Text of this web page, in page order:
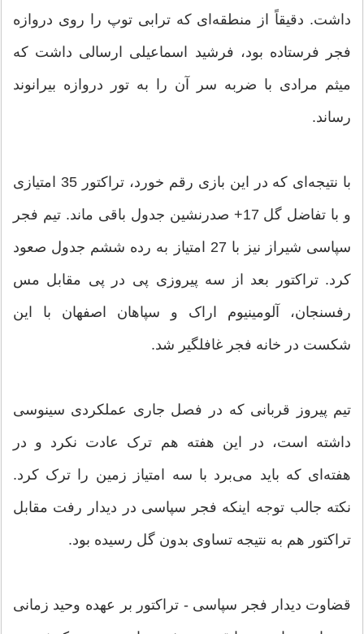
داشت. دقیقاً از منطقه‌ای که ترابی توپ را روی دروازه
فجر فرستاده بود، فرشید اسماعیلی ارسالی داشت که
میثم مرادی با ضربه سر آن را به تور دروازه بیرانوند
رساند.
با نتیجه‌ای که در این بازی رقم خورد، تراکتور 35 امتیازی
و با تفاضل گل 17+ صدرنشین جدول باقی ماند. تیم فجر
سپاسی شیراز نیز با 27 امتیاز به رده ششم جدول صعود
کرد. تراکتور بعد از سه پیروزی پی در پی مقابل مس
رفسنجان، آلومینیوم اراک و سپاهان اصفهان با این
شکست در خانه فجر غافلگیر شد.
تیم پیروز قربانی که در فصل جاری عملکردی سینوسی
داشته است، در این هفته هم ترک عادت نکرد و در
هفته‌ای که باید می‌برد با سه امتیاز زمین را ترک کرد.
نکته جالب توجه اینکه فجر سپاسی در دیدار رفت مقابل
تراکتور هم به نتیجه تساوی بدون گل رسیده بود.
قضاوت دیدار فجر سپاسی - تراکتور بر عهده وحید زمانی